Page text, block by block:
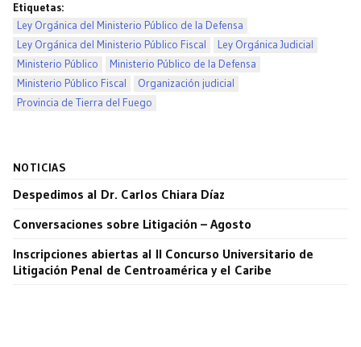
Etiquetas:
Ley Orgánica del Ministerio Público de la Defensa
Ley Orgánica del Ministerio Público Fiscal
Ley Orgánica Judicial
Ministerio Público
Ministerio Público de la Defensa
Ministerio Público Fiscal
Organización judicial
Provincia de Tierra del Fuego
NOTICIAS
Despedimos al Dr. Carlos Chiara Díaz
Conversaciones sobre Litigación – Agosto
Inscripciones abiertas al II Concurso Universitario de
Litigación Penal de Centroamérica y el Caribe